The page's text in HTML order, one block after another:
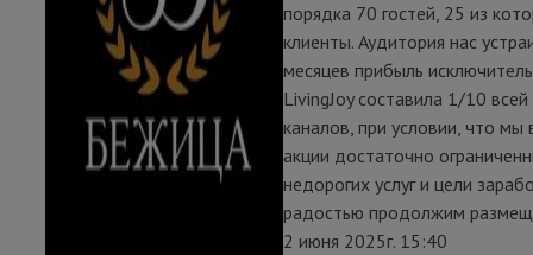
порядка 70 гостей, 25 из
клиенты. Аудитория нас
месяцев прибыль
LivingJoy составила 1/10 всей
каналов, при условии, что мы
акции достаточно
недорогих услуг и цели
радостью продолжим
2 июня 2025г. 15:40